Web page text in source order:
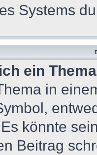
Systems
ein
in
könnte
Beitrag